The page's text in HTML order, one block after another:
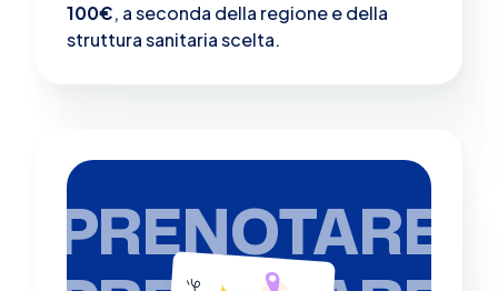
100€, a seconda della regione e della
struttura sanitaria scelta.
PRENOTARE